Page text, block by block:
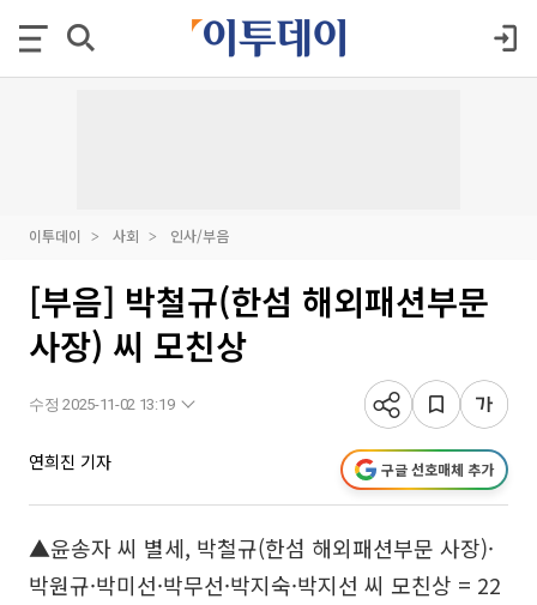
이투데이 사회 인사/부음
[부음] 박철규(한섬 해외패션부문
사장) 씨 모친상
수정 2025-11-02 13:19
연희진 기자 구글 선호매체 추가
▲윤송자 씨 별세, 박철규(한섬 해외패션부문 사장)·
박원규·박미선·박무선·박지숙·박지선 씨 모친상 = 22